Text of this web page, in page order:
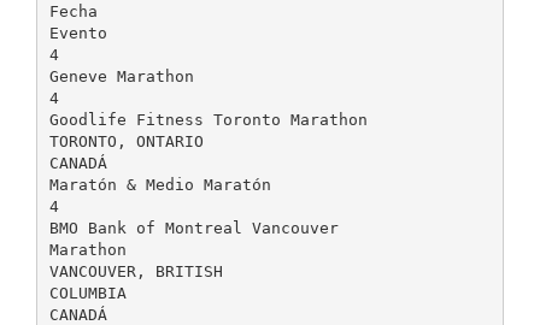
Fecha
Evento
4
Geneve Marathon
4
Goodlife Fitness Toronto Marathon
TORONTO, ONTARIO
CANADÁ
Maratón & Medio Maratón
4
BMO Bank of Montreal Vancouver
Marathon
VANCOUVER, BRITISH
COLUMBIA
CANADÁ